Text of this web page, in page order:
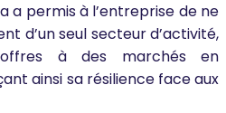
a permis à l’entreprise de ne
d’un seul secteur d’activité,
à des marchés en
ainsi sa résilience face aux